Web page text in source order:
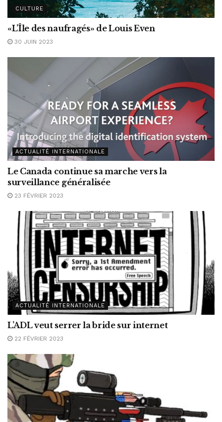
CULTURE
«L’Île des naufragés» de Louis Even
30 JUIN 2023
ACTUALITÉ INTERNATIONALE
Le Canada continue sa marche vers la
surveillance généralisée
23 FÉVRIER 2023
ACTUALITÉ INTERNATIONALE
L’ADL veut serrer la bride sur internet
22 FÉVRIER 2023